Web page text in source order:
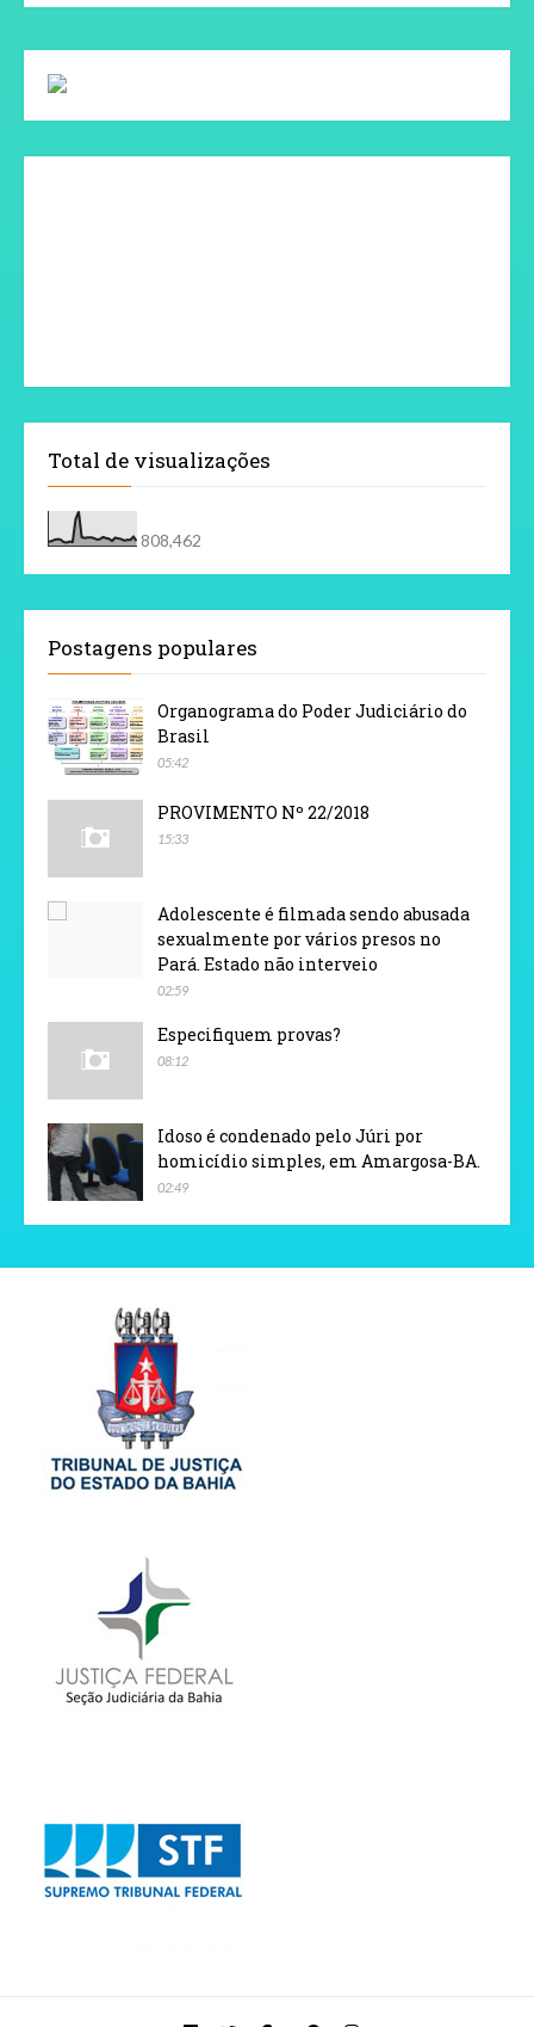
Total de visualizações
808,462
Postagens populares
Organograma do Poder Judiciário do
Brasil
05:42
PROVIMENTO Nº 22/2018
15:33
Adolescente é filmada sendo abusada
sexualmente por vários presos no
Pará. Estado não interveio
02:59
Especifiquem provas?
08:12
Idoso é condenado pelo Júri por
homicídio simples, em Amargosa-BA.
02:49